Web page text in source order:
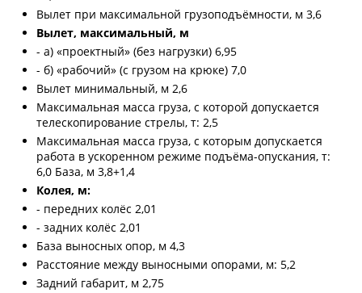
Вылет при максимальной грузоподъёмности, м 3,6
Вылет, максимальный, м
- а) «проектный» (без нагрузки) 6,95
- б) «рабочий» (с грузом на крюке) 7,0
Вылет минимальный, м 2,6
Максимальная масса груза, с которой допускается
телескопирование стрелы, т: 2,5
Максимальная масса груза, с которым допускается
работа в ускоренном режиме подъёма-опускания, т:
6,0 База, м 3,8+1,4
Колея, м:
- передних колёс 2,01
- задних колёс 2,01
База выносных опор, м 4,3
Расстояние между выносными опорами, м: 5,2
Задний габарит, м 2,75